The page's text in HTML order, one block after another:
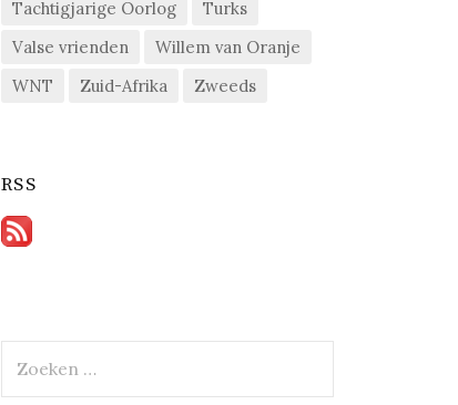
Tachtigjarige Oorlog
Turks
Valse vrienden
Willem van Oranje
WNT
Zuid-Afrika Zweeds
RSS
naar: